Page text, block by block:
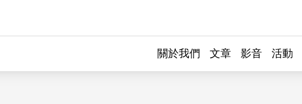
關於我們 文章 影音 活動